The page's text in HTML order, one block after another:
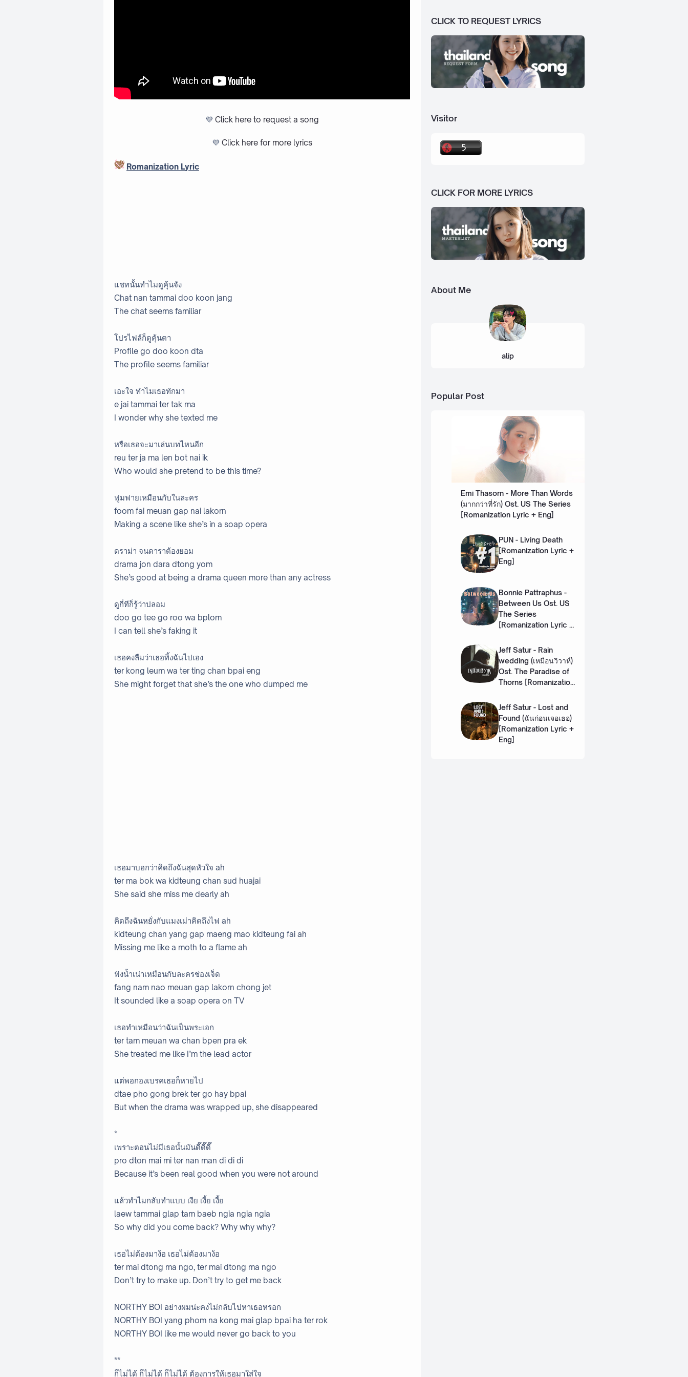
💜 Click here to request a song
💜 Click here for more lyrics
Romanization Lyric
แชทนั้นทำไมดูคุ้นจัง
Chat nan tammai doo koon jang
The chat seems familiar
โปรไฟล์ก็ดูคุ้นตา
Profile go doo koon dta
The profile seems familiar
เอะใจ ทำไมเธอทักมา
e jai tammai ter tak ma
I wonder why she texted me
หรือเธอจะมาเล่นบทไหนอีก
reu ter ja ma len bot nai ik
Who would she pretend to be this time?
ฟูมฟายเหมือนกับในละคร
foom fai meuan gap nai lakorn
Making a scene like she’s in a soap opera
ดราม่า จนดาราต้องยอม
drama jon dara dtong yom
She’s good at being a drama queen more than any actress
ดูกี่ทีก็รู้ว่าปลอม
doo go tee go roo wa bplom
I can tell she’s faking it
เธอคงลืมว่าเธอทิ้งฉันไปเอง
ter kong leum wa ter ting chan bpai eng
She might forget that she’s the one who dumped me
เธอมาบอกว่าคิดถึงฉันสุดหัวใจ ah
ter ma bok wa kidteung chan sud huajai
She said she miss me dearly ah
คิดถึงฉันหยั่งกับแมงเม่าคิดถึงไฟ ah
kidteung chan yang gap maeng mao kidteung fai ah
Missing me like a moth to a flame ah
ฟังน้ำเน่าเหมือนกับละครช่องเจ็ด
fang nam nao meuan gap lakorn chong jet
It sounded like a soap opera on TV
เธอทำเหมือนว่าฉันเป็นพระเอก
ter tam meuan wa chan bpen pra ek
She treated me like I’m the lead actor
แต่พอกองเบรคเธอก็หายไป
dtae pho gong brek ter go hay bpai
But when the drama was wrapped up, she disappeared
*
เพราะตอนไม่มีเธอนั้นมันดี๊ดี๊ดี๊
pro dton mai mi ter nan man di di di
Because it’s been real good when you were not around
แล้วทำไมกลับทำแบบ เงีย เงี้ย เงี้ย
laew tammai glap tam baeb ngia ngia ngia
So why did you come back? Why why why?
เธอไม่ต้องมาง้อ เธอไม่ต้องมาง้อ
ter mai dtong ma ngo, ter mai dtong ma ngo
Don’t try to make up. Don’t try to get me back
NORTHY BOI อย่างผมน่ะคงไม่กลับไปหาเธอหรอก
NORTHY BOI yang phom na kong mai glap bpai ha ter rok
NORTHY BOI like me would never go back to you
**
ก็ไม่ได้ ก็ไม่ได้ ก็ไม่ได้ ต้องการให้เธอมาใส่ใจ
CLICK TO REQUEST LYRICS
Visitor
CLICK FOR MORE LYRICS
About Me
alip
Popular Post
Emi Thasorn - More Than Words
(มากกว่าที่รัก) Ost. US The Series
[Romanization Lyric + Eng]
PUN - Living Death
[Romanization Lyric +
Eng]
Bonnie Pattraphus -
Between Us Ost. US
The Series
[Romanization Lyric +
Jeff Satur - Rain
wedding (เหมือนวิวาห์)
Ost. The Paradise of
Thorns [Romanization
Jeff Satur - Lost and
Found (ฉันก่อนเจอเธอ)
[Romanization Lyric +
Eng]